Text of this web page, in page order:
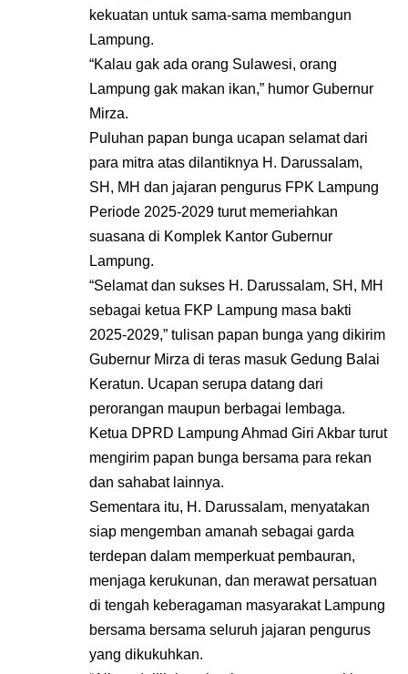
kekuatan untuk sama-sama membangun
Lampung.
“Kalau gak ada orang Sulawesi, orang
Lampung gak makan ikan,” humor Gubernur
Mirza.
Puluhan papan bunga ucapan selamat dari
para mitra atas dilantiknya H. Darussalam,
SH, MH dan jajaran pengurus FPK Lampung
Periode 2025-2029 turut memeriahkan
suasana di Komplek Kantor Gubernur
Lampung.
“Selamat dan sukses H. Darussalam, SH, MH
sebagai ketua FKP Lampung masa bakti
2025-2029,” tulisan papan bunga yang dikirim
Gubernur Mirza di teras masuk Gedung Balai
Keratun. Ucapan serupa datang dari
perorangan maupun berbagai lembaga.
Ketua DPRD Lampung Ahmad Giri Akbar turut
mengirim papan bunga bersama para rekan
dan sahabat lainnya.
Sementara itu, H. Darussalam, menyatakan
siap mengemban amanah sebagai garda
terdepan dalam memperkuat pembauran,
menjaga kerukunan, dan merawat persatuan
di tengah keberagaman masyarakat Lampung
bersama bersama seluruh jajaran pengurus
yang dikukuhkan.